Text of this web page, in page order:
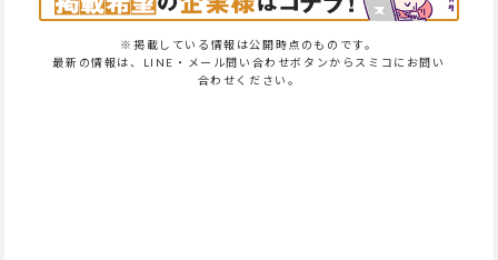
※掲載している情報は公開時点のものです。
最新の情報は、LINE・メール問い合わせボタンからスミコにお問い
合わせください。